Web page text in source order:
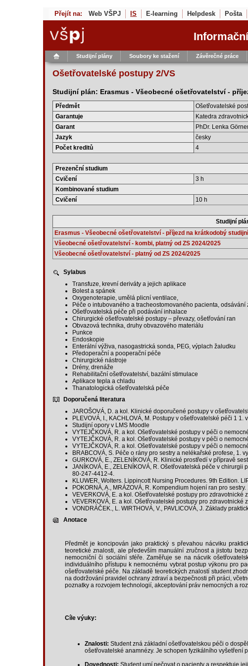
Přejít na: Web VŠPJ IS E-learning Helpdesk Pošta
Studijní plány Soubory ke stažení Závěrečné práce
Ošetřovatelské postupy 2/VS
Studijní plán: Erasmus - Všeobecné ošetřovatelství -
Předmět
Ošetřovatelské
Garantuje
Katedra
Garant
PhDr. Lenka
Jazyk
česky
Počet kreditů
4
Prezenční studium
Cvičení
3 h
Kombinované studium
Cvičení
10 h
Studijní
Erasmus - Všeobecné ošetřovatelství - příjezd na krátkodobý
Všeobecné ošetřovatelství - kombi, platný od ZS 2024/2025
Všeobecné ošetřovatelství - platný od ZS 2024/2025
Sylabus
Transfuze, krevní deriváty a jejich aplikace
Bolest a spánek
Oxygenoterapie, umělá plicní ventilace,
Péče o intubovaného a tracheostomovaného pacienta, odsávání
Ošetřovatelská péče při podávání inhalace
Chirurgické ošetřovatelské postupy – převazy, ošetřování ran
Obvazová technika, druhy obvazového materiálu
Punkce
Endoskopie
Enterální výživa, nasogastrická sonda, PEG, výplach žaludku
Předoperační a pooperační péče
Chirurgické nástroje
Drény, drenáže
Rehabilitační ošetřovatelství, bazální stimulace
Aplikace tepla a chladu
Thanatologická ošetřovatelská péče
Doporučená literatura
JAROŠOVÁ, D. a kol. Klinické doporučené postupy v
PLEVOVÁ, I., KACHLOVÁ, M. Postupy v ošetřovatelské péči 1
Studijní opory v LMS Moodle
VYTEJČKOVÁ, R. a kol. Ošetřovatelské postupy v péči o
VYTEJČKOVÁ, R. a kol. Ošetřovatelské postupy v péči o
VYTEJČKOVÁ, R. a kol. Ošetřovatelské postupy v péči o
BRABCOVÁ, S. Péče o rány pro sestry a nelékařské profese, 1.
GURKOVÁ, E., ZELENÍKOVÁ, R. Klinické prostředí v přípravě
JANÍKOVÁ, E., ZELENÍKOVÁ, R. Ošetřovatelská péče v
80-247-4412-4.
KLUWER, Wolters. Lippincott Nursing Procedures. 9th Edition.
POKORNÁ, A., MRÁZOVÁ, R. Kompendium hojení ran pro
VEVERKOVÁ, E. a kol. Ošetřovatelské postupy pro
VEVERKOVÁ, E. a kol. Ošetřovatelské postupy pro
VONDRÁČEK., L. WIRTHOVÁ, V., PAVLICOVÁ, J. Základy
Anotace
Předmět je koncipován jako praktický s převahou nácviku
teoretické znalosti, ale především manuální zručnost a jistotu
nemocniční či sociální sféře. Zaměřuje se na nácvik
individuálního přístupu k nemocnému vybrat postup výkonu pro
ošetřovatelské péče. Na základě teoretických znalostí student
na dodržování pravidel ochrany zdraví a bezpečnosti při práci,
poznatky a rozvojem technologií, akceptování práv nemocných a
Cíle výuky:
Znalosti: Student zná základní ošetřovatelskou péči o
ošetřovatelské anamnézy. Je schopen fyzikálního vyšetření
Dovednosti: Student umí pečovat o pacienty a respektuje